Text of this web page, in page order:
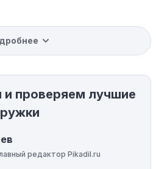
случаях интересующий
уже со скидкой. Некоторые
и акции напрямую, без
промокода:
распространяются только на
бренды или категории. Если вы
к товару, не
он не сработает.
проверяем лучшие
редактор Pikadil.ru